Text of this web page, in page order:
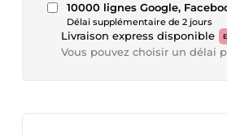
10000 lignes Google,
Délai supplémentaire de 2 jours
Livraison express disponible
Vous pouvez choisir un délai